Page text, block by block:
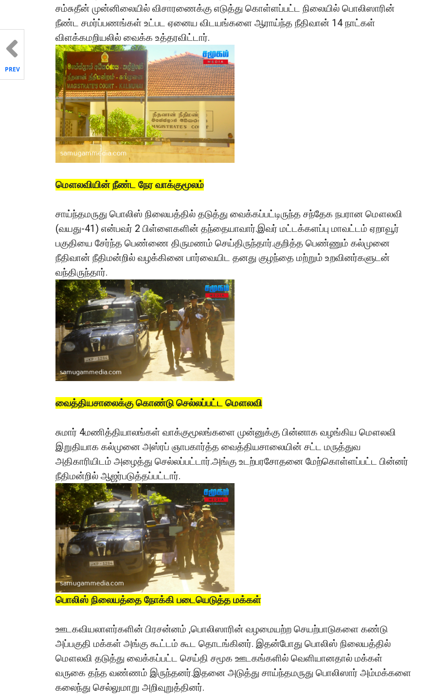
சம்சுதீன் முன்னிலையில் விசாரணைக்கு எடுத்து கொள்ளப்பட்ட நிலையில் பொலிஸாரின்
நீண்ட சமர்ப்பணங்கள் உட்பட ஏனைய விடயங்களை ஆராய்ந்த நீதிவான் 14 நாட்கள்
விளக்கமறியலில் வைக்க உத்தரவிட்டார்.
மௌலவியின் நீண்ட நேர வாக்குமூலம்
சாய்ந்தமருது பொலிஸ் நிலையத்தில் தடுத்து வைக்கப்பட்டிருந்த சந்தேக நபரான மௌலவி
(வயது-41) என்பவர் 2 பிள்ளைகளின் தந்தையாவார்.இவர் மட்டக்களப்பு மாவட்டம் ஏறாவூர்
பகுதியை சேர்ந்த பெண்ணை திருமணம் செய்திருந்தார்.குறித்த பெண்ணும் கல்முனை
நீதிவான் நீதிமன்றில் வழக்கினை பார்வையிட தனது குழந்தை மற்றும் உறவினர்களுடன்
வந்திருந்தார்.
வைத்தியசாலைக்கு கொண்டு செல்லப்பட்ட மௌலவி
சுமார் 4மணித்தியாலங்கள் வாக்குமூலங்களை முன்னுக்கு பின்னாக வழங்கிய மௌலவி
இறுதியாக கல்முனை அஸ்ரப் ஞாபகார்த்த வைத்தியசாலையின் சட்ட மருத்துவ
அதிகாரியிடம் அழைத்து செல்லப்பட்டார்.அங்கு உடற்பரசோதனை மேற்கொள்ளப்பட்ட பின்னர்
நீதிமன்றில் ஆஜர்படுத்தப்பட்டார்.
பொலிஸ் நிலையத்தை நோக்கி படையெடுத்த மக்கள்
ஊடகவியலாளர்களின் பிரசன்னம் ,பொலிஸாரின் வழமையற்ற செயற்பாடுகளை கண்டு
அப்பகுதி மக்கள் அங்கு கூட்டம் கூட தொடங்கினர். இதன்போது பொலிஸ் நிலையத்தில்
மௌலவி தடுத்து வைக்கப்பட்ட செய்தி சமூக ஊடகங்களில் வெளியானதால் மக்கள்
வருகை தந்த வண்ணம் இருந்தனர்.இதனை அடுத்து சாய்ந்தமருது பொலிஸார் அம்மக்களை
கலைந்து செல்லுமாறு அறிவுறுத்தினர்.
PREV